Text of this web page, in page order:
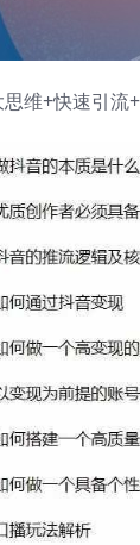
维+快速引